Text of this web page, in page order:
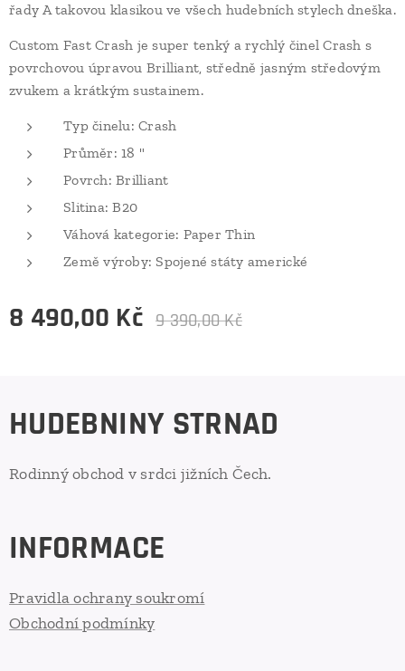
řady A takovou klasikou ve všech hudebních stylech dneška.
Custom Fast Crash je super tenký a rychlý činel Crash s
povrchovou úpravou Brilliant, středně jasným středovým
zvukem a krátkým sustainem.
Typ činelu: Crash
Průměr: 18 "
Povrch: Brilliant
Slitina: B20
Váhová kategorie: Paper Thin
Země výroby: Spojené státy americké
8 490,00 Kč 9 390,00Kč
HUDEBNINY STRNAD
Rodinný obchod v srdci jižních Čech.
INFORMACE
Pravidla ochrany soukromí
Obchodní podmínky